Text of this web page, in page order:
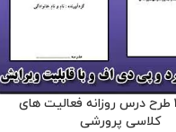
بسته 30 طرح درس روزانه فعالیت های
کلاسی پرورشی